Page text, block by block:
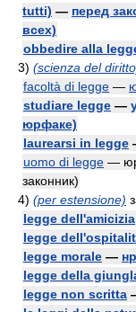
tutti) — перед
всех)
obbedire alla
3) (scienza del
facoltà di legge —
studiare legge —
юрфаке)
laurearsi in legge
uomo di legge —
законник)
4) (per estensione)
legge dell'amicizia
legge
legge morale —
legge della
legge non scritta